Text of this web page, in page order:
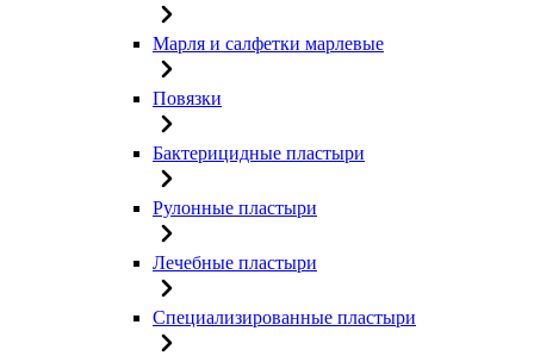
Марля и салфетки марлевые
Повязки
Бактерицидные пластыри
Рулонные пластыри
Лечебные пластыри
Специализированные пластыри